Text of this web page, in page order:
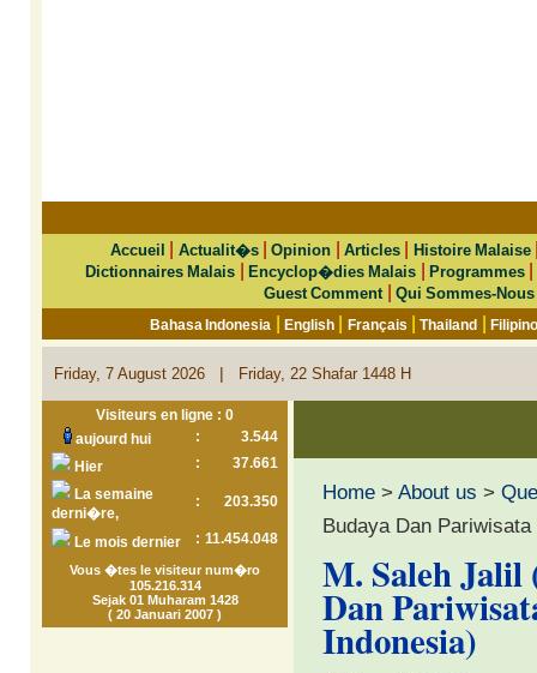
Accueil Actualit�s|Opinion Articles| Histoire Malaise
Dictionnaires Malais |Encyclop�dies Malais |Programmes
Guest Comment Qui Sommes-Nous
Bahasa Indonesia |English Français |Thailand |
Friday, 7 August 2026 | Friday, 22 Shafar 1448 H
Visiteurs en ligne : 0
aujourd hui
:
3.544
Hier
:
37.661
La semaine
derni�re,
: 203.350
Le mois dernier : 11.454.048
Vous �tes le visiteur num�ro
105.216.314
Sejak 01 Muharam 1428
( 20 Januari 2007 )
Home > About us >
Budaya Dan
M. Saleh Jalil
Dan
Indonesia)